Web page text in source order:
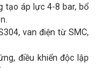
tạo áp lực 4-8 bar, bổ
van điện từ SMC,
điều khiển độc lập